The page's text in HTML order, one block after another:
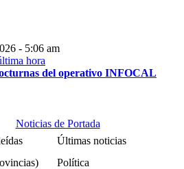
- 5:06 am
del operativo INFOCAL
Noticias de Portada
Últimas noticias
Política